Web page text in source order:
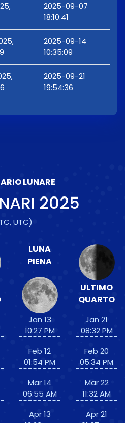
2025-09-07
18:10:41
2025-09-14
10:35:09
2025-09-21
19:54:36
LUNARE
2025
UTC)
LUNA
PIENA
Jan 13
10:27 PM
Feb 12
01:54 PM
Mar 14
06:55 AM
Apr 13
ULTIMO
QUARTO
Jan 21
08:32 PM
Feb 20
05:34 PM
Mar 22
11:32 AM
Apr 21